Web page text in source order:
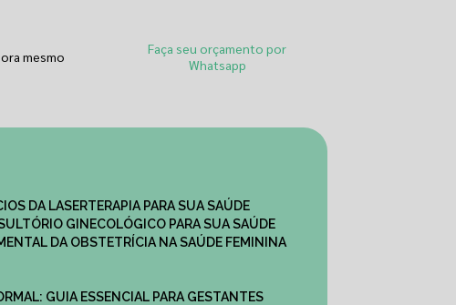
mesmo
Faça seu orçamento por
Whatsapp
DA LASERTERAPIA PARA SUA SAÚDE
GINECOLÓGICO PARA SUA SAÚDE
DA OBSTETRÍCIA NA SAÚDE FEMININA
GUIA ESSENCIAL PARA GESTANTES